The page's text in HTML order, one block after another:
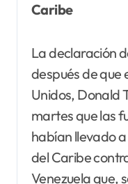
Caribe
La declaración
después de que
Unidos, Donald
martes que las
habían llevado
del Caribe
Venezuela que,